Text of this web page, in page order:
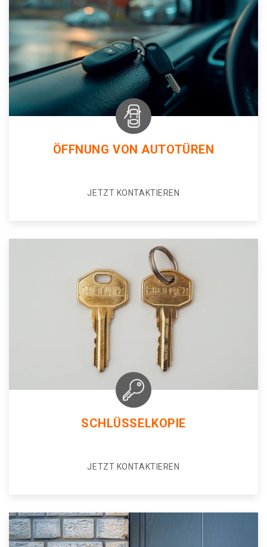
ÖFFNUNG VON AUTOTÜREN
JETZT KONTAKTIEREN
SCHLÜSSELKOPIE
JETZT KONTAKTIEREN